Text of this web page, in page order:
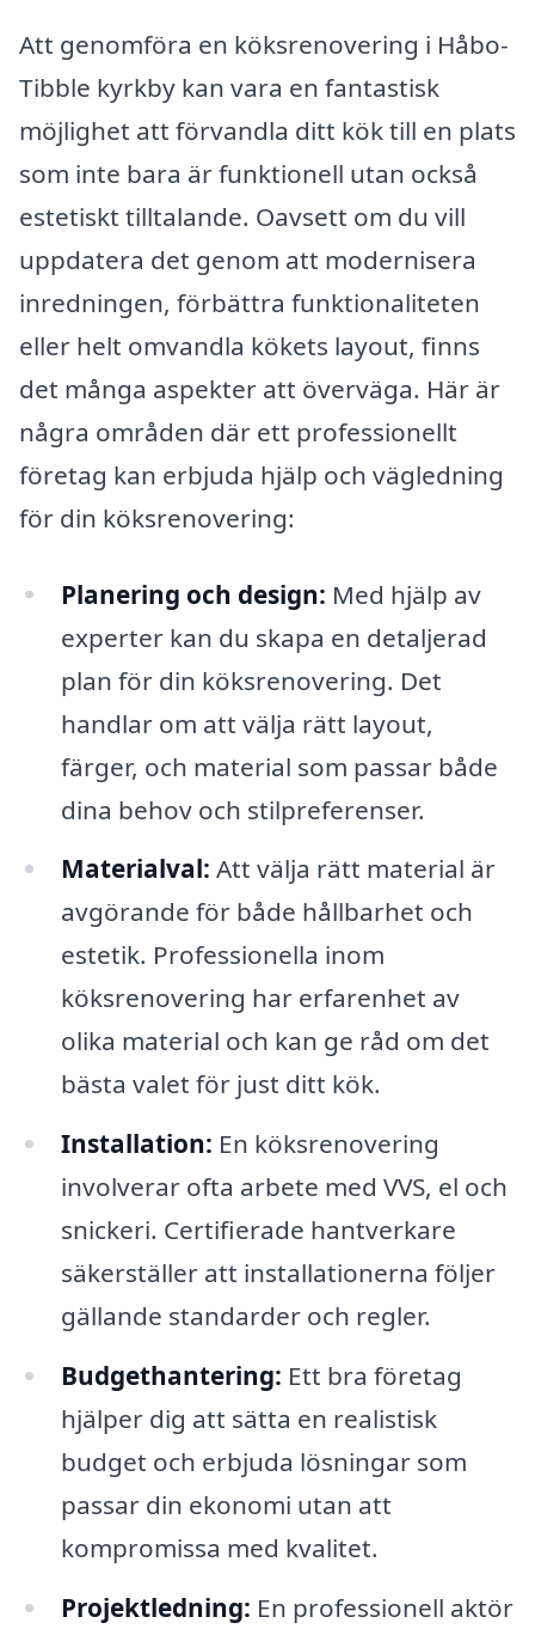
Att genomföra en köksrenovering i Håbo-
Tibble kyrkby kan vara en fantastisk
möjlighet att förvandla ditt kök till en plats
som inte bara är funktionell utan också
estetiskt tilltalande. Oavsett om du vill
uppdatera det genom att modernisera
inredningen, förbättra funktionaliteten
eller helt omvandla kökets layout, finns
det många aspekter att överväga. Här är
några områden där ett professionellt
företag kan erbjuda hjälp och vägledning
för din köksrenovering:
Planering och design: Med hjälp av
experter kan du skapa en detaljerad
plan för din köksrenovering. Det
handlar om att välja rätt layout,
färger, och material som passar både
dina behov och stilpreferenser.
Materialval: Att välja rätt material är
avgörande för både hållbarhet och
estetik. Professionella inom
köksrenovering har erfarenhet av
olika material och kan ge råd om det
bästa valet för just ditt kök.
Installation: En köksrenovering
involverar ofta arbete med VVS, el och
snickeri. Certifierade hantverkare
säkerställer att installationerna följer
gällande standarder och regler.
Budgethantering: Ett bra företag
hjälper dig att sätta en realistisk
budget och erbjuda lösningar som
passar din ekonomi utan att
kompromissa med kvalitet.
Projektledning: En professionell aktör